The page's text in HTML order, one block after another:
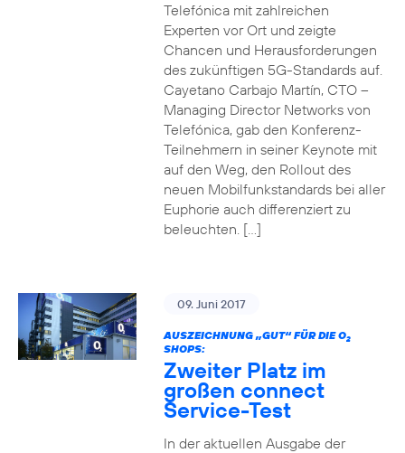
Telefónica mit zahlreichen
Experten vor Ort und zeigte
Chancen und Herausforderungen
des zukünftigen 5G-Standards auf.
Cayetano Carbajo Martín, CTO –
Managing Director Networks von
Telefónica, gab den Konferenz-
Teilnehmern in seiner Keynote mit
auf den Weg, den Rollout des
neuen Mobilfunkstandards bei aller
Euphorie auch differenziert zu
beleuchten. […]
09. Juni 2017
AUSZEICHNUNG „GUT“ FÜR DIE O2
SHOPS:
Zweiter Platz im
großen connect
Service-Test
In der aktuellen Ausgabe der